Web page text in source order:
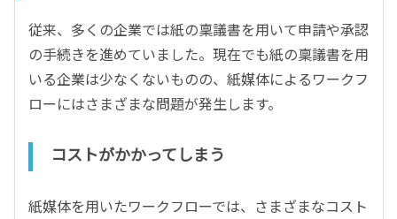
従来、多くの企業では紙の稟議書を用いて申請や承認
の手続きを進めていました。現在でも紙の稟議書を用
いる企業は少なくないものの、紙媒体によるワークフ
ローにはさまざまな問題が発生します。
コストがかかってしまう
紙媒体を用いたワークフローでは、さまざまなコスト